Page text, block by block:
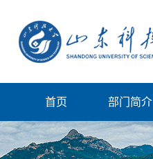
首页 部门简介